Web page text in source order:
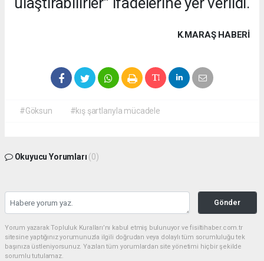
K.MARAŞ HABERİ
#Göksun #kış şartlarıyla mücadele
Okuyucu Yorumları (0)
Gönder
Yorum yazarak Topluluk Kuralları’nı kabul etmiş bulunuyor ve fisiltihaber.com.tr
sitesine yaptığınız yorumunuzla ilgili doğrudan veya dolaylı tüm sorumluluğu tek
başınıza üstleniyorsunuz. Yazılan tüm yorumlardan site yönetimi hiçbir şekilde
sorumlu tutulamaz.